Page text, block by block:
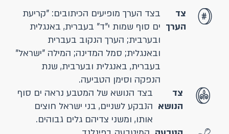
צד
הערך
בצד הערך מופיעים הכיתובים: "קריעת
ים סוף שמות י"ד" בעברית, באנגלית
ובערבית; הערך הנקוב בעברית
ובאנגלית; סמל המדינה; המילה "ישראל"
בעברית, באנגלית ובערבית, שנת
הנפקה וסימן הטביעה.
צד
הנושא
בצד הנושא של המטבע נראה ים סוף
הנבקע לשניים, בני ישראל חוצים
אותו, ומשני צדיהם גלים גבוהים.